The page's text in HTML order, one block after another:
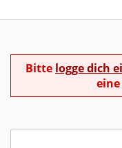
Bitte logge dich